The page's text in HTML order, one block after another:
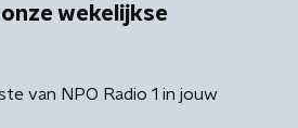
wekelijkse
van NPO Radio 1 in jouw